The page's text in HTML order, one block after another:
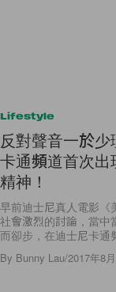
Lifestyle
反對聲音一於
卡通頻道首次
精神！
早前迪士尼真人電影《
社會激烈的討論，當中
而卻步，在迪士尼卡通
By Bunny Lau/2017年8